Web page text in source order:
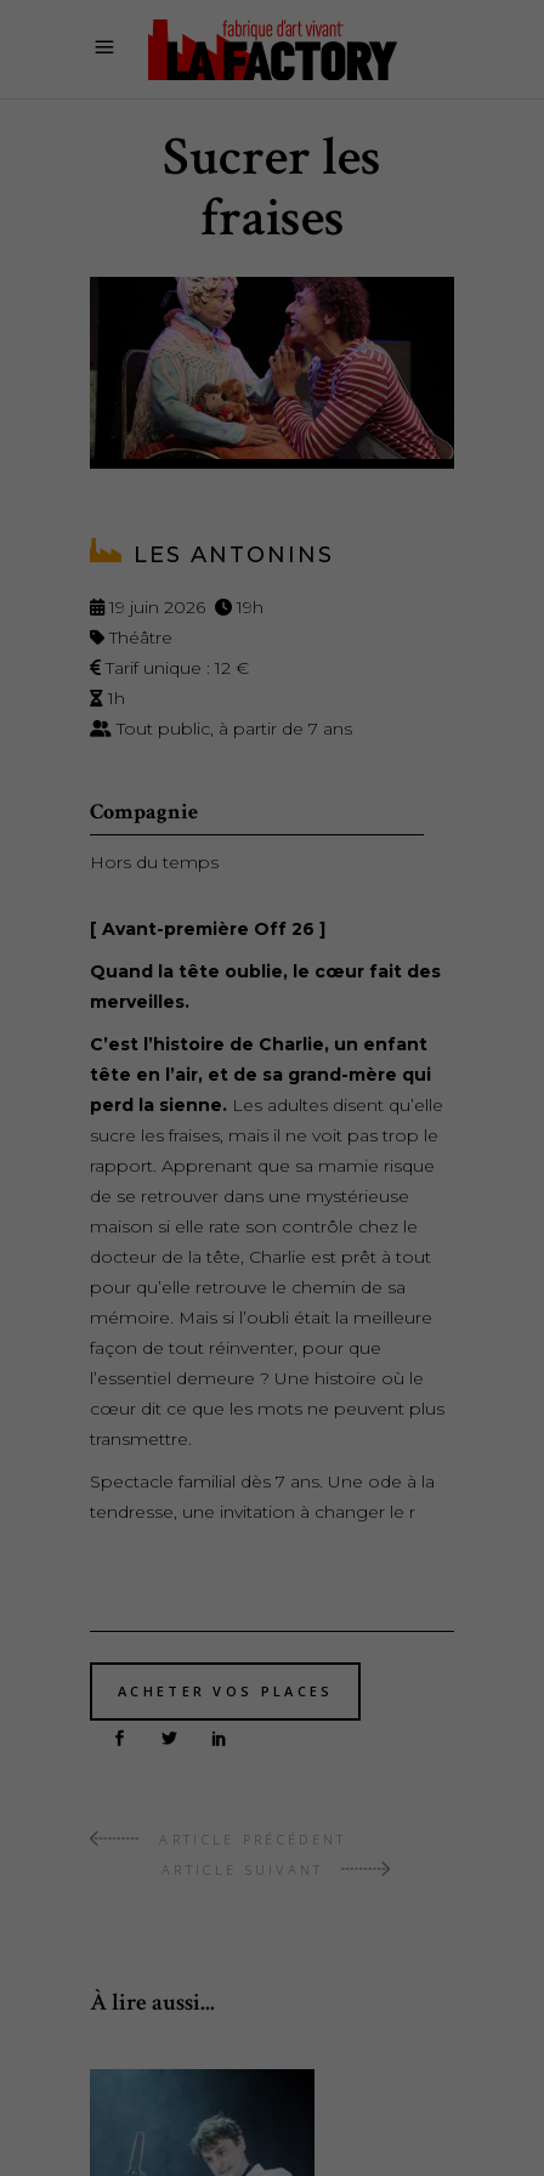
Sucrer les
fraises
LES ANTONINS
19 juin 2026
19h
Théâtre
Tarif unique : 12 €
1h
Tout public, à partir de 7 ans
Compagnie
Hors du temps
[ Avant-première Off 26 ]
Quand la tête oublie, le cœur fait des
merveilles.
C’est l’histoire de Charlie, un enfant
tête en l’air, et de sa grand-mère qui
perd la sienne. Les adultes disent qu’elle
sucre les fraises, mais il ne voit pas trop le
rapport. Apprenant que sa mamie risque
de se retrouver dans une mystérieuse
maison si elle rate son contrôle chez le
docteur de la tête, Charlie est prêt à tout
pour qu’elle retrouve le chemin de sa
mémoire. Mais si l’oubli était la meilleure
façon de tout réinventer, pour que
l’essentiel demeure ? Une histoire où le
cœur dit ce que les mots ne peuvent plus
transmettre.
Spectacle familial dès 7 ans. Une ode à la
tendresse, une invitation à changer le r
ACHETER VOS PLACES
ARTICLE PRÉCÉDENT
ARTICLE SUIVANT
À lire aussi...